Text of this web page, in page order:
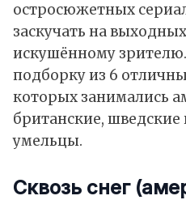
остросюжетных
заскучать на
искушённому
подборку из 6
которых занимались
британские,
умельцы.
Сквозь снег